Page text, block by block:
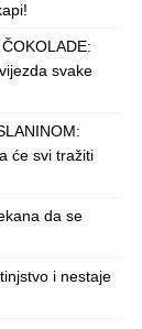
svake
će svi tražiti
da se
i nestaje